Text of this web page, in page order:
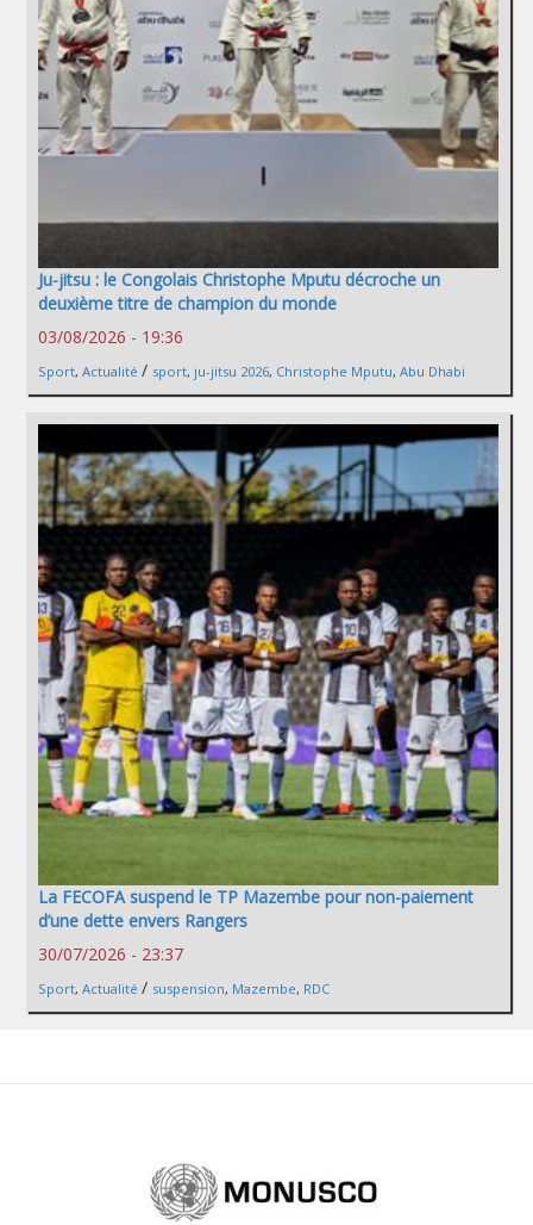
Ju-jitsu : le Congolais Christophe Mputu décroche un
deuxième titre de champion du monde
03/08/2026 - 19:36
Sport, Actualité / sport, ju-jitsu 2026, Christophe Mputu, Abu Dhabi
La FECOFA suspend le TP Mazembe pour non-paiement
d’une dette envers Rangers
30/07/2026 - 23:37
Sport, Actualité / suspension, Mazembe, RDC